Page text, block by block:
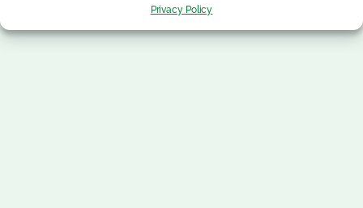
Privacy Policy